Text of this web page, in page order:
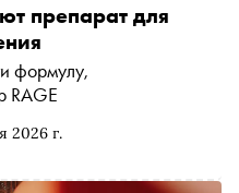
2026 г.
препарат для
формулу,
RAGE